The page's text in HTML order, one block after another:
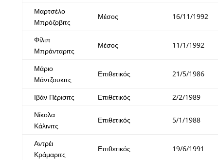
Μαρτσέλο
Μπρόζοβιτς
Μέσος 16/11/1992
Φίλιπ
Μπράνταριτς
Μέσος 11/1/1992
Μάριο
Μάντζουκιτς
Επιθετικός 21/5/1986
Ιβάν Πέρισιτς Επιθετικός
2/2/1989
Νίκολα
Κάλινιτς
Επιθετικός 5/1/1988
Αντρέι
Κράμαριτς
Επιθετικός 19/6/1991